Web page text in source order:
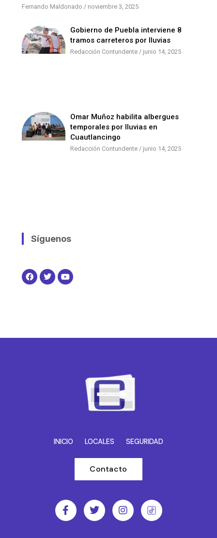
Fernando Maldonado noviembre 3, 2025
Gobierno de Puebla interviene 8
tramos carreteros por lluvias
Redacción Contundente junio 14, 2025
Omar Muñoz habilita albergues
temporales por lluvias en
Cuautlancingo
Redacción Contundente junio 14, 2025
Síguenos
INICIO LOCALES SEGURIDAD
Contacto